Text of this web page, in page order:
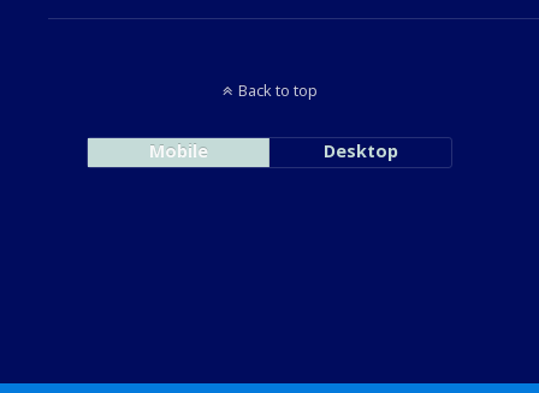
Back to top
Mobile Desktop